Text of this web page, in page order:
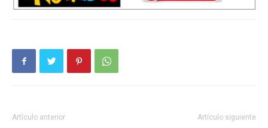
Artículo anterior Artículo siguiente